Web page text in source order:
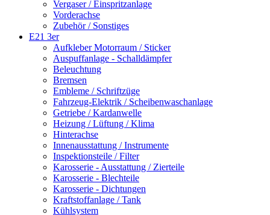
Vergaser / Einspritzanlage
Vorderachse
Zubehör / Sonstiges
E21 3er
Aufkleber Motorraum / Sticker
Auspuffanlage - Schalldämpfer
Beleuchtung
Bremsen
Embleme / Schriftzüge
Fahrzeug-Elektrik / Scheibenwaschanlage
Getriebe / Kardanwelle
Heizung / Lüftung / Klima
Hinterachse
Innenausstattung / Instrumente
Inspektionsteile / Filter
Karosserie - Ausstattung / Zierteile
Karosserie - Blechteile
Karosserie - Dichtungen
Kraftstoffanlage / Tank
Kühlsystem